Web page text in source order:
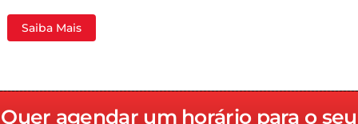
Saiba Mais
Quer agendar um horário para o seu